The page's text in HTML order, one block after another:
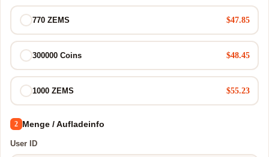
770 ZEMS $47.85
300000 Coins $48.45
1000 ZEMS $55.23
2 Menge / Aufladeinfo
User ID